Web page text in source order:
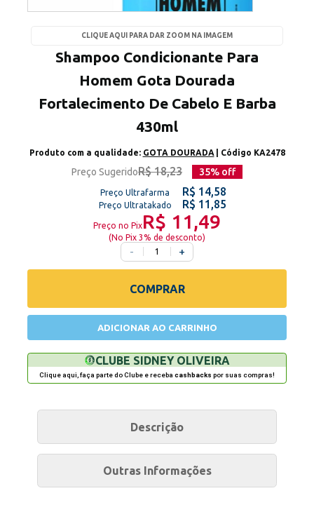
CLIQUE AQUI PARA DAR ZOOM NA IMAGEM
Shampoo Condicionante Para
Homem Gota Dourada
Fortalecimento De Cabelo E Barba
430ml
Produto com a qualidade: GOTA DOURADA | Código KA2478
Preço SugeridoR$ 18,23 35% off
Preço Ultrafarma R$ 14,58
Preço Ultratakado R$ 11,85
Preço no PixR$ 11,49
(No Pix 3% de desconto)
- +
COMPRAR
ADICIONAR AO CARRINHO
CLUBE SIDNEY OLIVEIRA
Clique aqui, faça parte do Clube e receba cashbacks por suas compras!
Descrição
Outras Informações